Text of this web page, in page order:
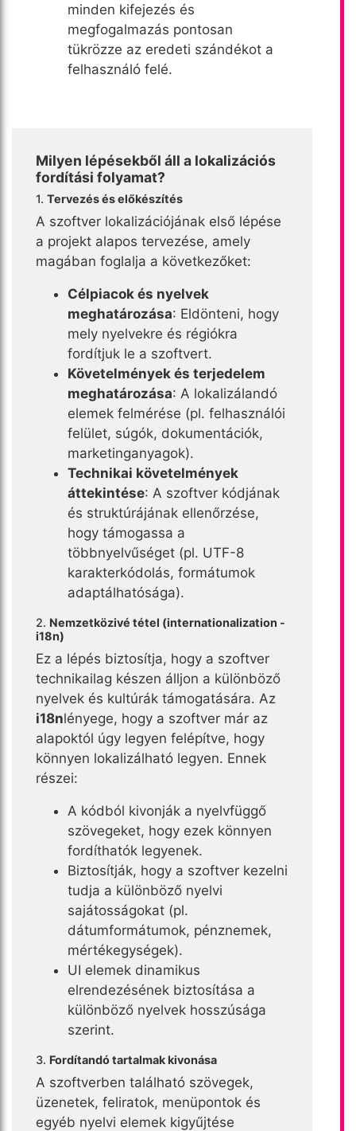
minden kifejezés és
megfogalmazás pontosan
tükrözze az eredeti szándékot a
felhasználó felé.
Milyen lépésekből áll a lokalizációs
fordítási folyamat?
1. Tervezés és előkészítés
A szoftver lokalizációjának első lépése
a projekt alapos tervezése, amely
magában foglalja a következőket:
Célpiacok és nyelvek
meghatározása: Eldönteni, hogy
mely nyelvekre és régiókra
fordítjuk le a szoftvert.
Követelmények és terjedelem
meghatározása: A lokalizálandó
elemek felmérése (pl. felhasználói
felület, súgók, dokumentációk,
marketinganyagok).
Technikai követelmények
áttekintése: A szoftver kódjának
és struktúrájának ellenőrzése,
hogy támogassa a
többnyelvűséget (pl. UTF-8
karakterkódolás, formátumok
adaptálhatósága).
2. Nemzetközivé tétel (internationalization -
i18n)
Ez a lépés biztosítja, hogy a szoftver
technikailag készen álljon a különböző
nyelvek és kultúrák támogatására. Az
i18nlényege, hogy a szoftver már az
alapoktól úgy legyen felépítve, hogy
könnyen lokalizálható legyen. Ennek
részei:
A kódból kivonják a nyelvfüggő
szövegeket, hogy ezek könnyen
fordíthatók legyenek.
Biztosítják, hogy a szoftver kezelni
tudja a különböző nyelvi
sajátosságokat (pl.
dátumformátumok, pénznemek,
mértékegységek).
UI elemek dinamikus
elrendezésének biztosítása a
különböző nyelvek hosszúsága
szerint.
3. Fordítandó tartalmak kivonása
A szoftverben található szövegek,
üzenetek, feliratok, menüpontok és
egyéb nyelvi elemek kigyűjtése